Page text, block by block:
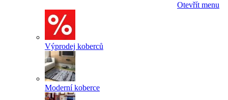
Otevřít menu
Výprodej koberců
Moderní koberce